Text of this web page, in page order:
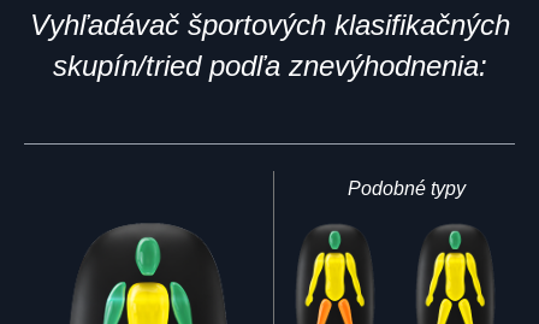
Vyhľadávač športových klasifikačných
skupín/tried podľa znevýhodnenia:
Podobné typy